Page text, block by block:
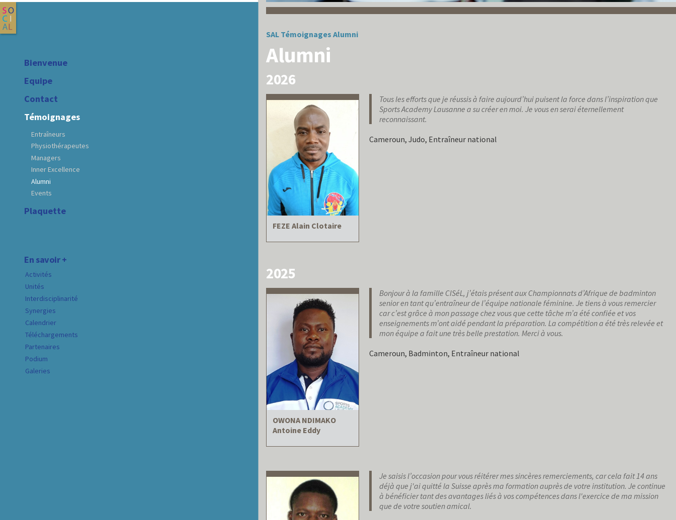
Bienvenue
Equipe
Contact
Témoignages
Entraîneurs
Physiothérapeutes
Managers
Inner Excellence
Alumni
Events
Plaquette
En savoir +
Activités
Unités
Interdisciplinarité
Synergies
Calendrier
Téléchargements
Partenaires
Podium
Galeries
SAL Témoignages Alumni
Alumni
2026
FEZE Alain Clotaire
Tous les efforts que je réussis à faire aujourd’hui puisent la force dans l’inspiration que
Sports Academy Lausanne a su créer en moi. Je vous en serai éternellement
reconnaissant.
Cameroun, Judo, Entraîneur national
2025
OWONA NDIMAKO
Antoine Eddy
Bonjour à la famille CISéL, j’étais présent aux Championnats d’Afrique de badminton
senior en tant qu’entraîneur de l’équipe nationale féminine. Je tiens à vous remercier
car c’est grâce à mon passage chez vous que cette tâche m’a été confiée et vos
enseignements m’ont aidé pendant la préparation. La compétition a été très relevée et
mon équipe a fait une très belle prestation. Merci à vous.
Cameroun, Badminton, Entraîneur national
Je saisis l’occasion pour vous réitérer mes sincères remerciements, car cela fait 14 ans
déjà que j'ai quitté la Suisse après ma formation auprès de votre institution. Je continue
à bénéficier tant des avantages liés à vos compétences dans l'exercice de ma mission
que de votre soutien amical.